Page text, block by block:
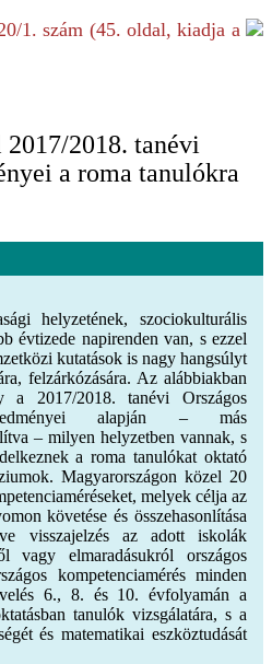
1. szám (45. oldal, kiadja a
2018. tanévi
a roma tanulókra
helyzetének, szociokulturális
évtizede napirenden van, s ezzel
kutatások is nagy hangsúlyt
felzárkózására. Az alábbiakban
a 2017/2018. tanévi Országos
alapján – más
– milyen helyzetben vannak, s
a roma tanulókat oktató
Magyarországon közel 20
melyek célja az
követése és összehasonlítása
visszajelzés az adott iskolák
vagy elmaradásukról országos
kompetenciamérés minden
6., 8. és 10. évfolyamán a
tanulók vizsgálatára, s a
és matematikai eszköztudását